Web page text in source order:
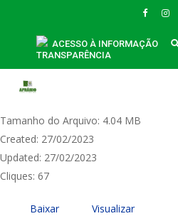
ACESSO À INFORMAÇÃO
TRANSPARÊNCIA
ARP Nº 016-2023 -
Materiais e
LUCINEIDE DE SOUSA
Tamanho do Arquivo: 4.04 MB
Created: 27/02/2023
Updated: 27/02/2023
Cliques: 67
Baixar Visualizar